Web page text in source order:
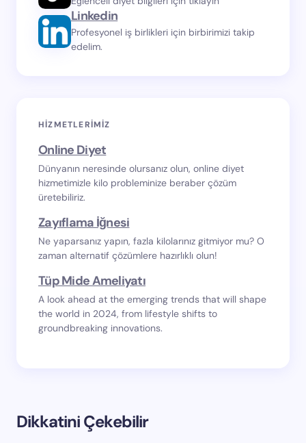
Linkedin
Profesyonel iş birlikleri için birbirimizi takip
edelim.
HIZMETLERIMIZ
Online Diyet
Dünyanın neresinde olursanız olun, online diyet
hizmetimizle kilo probleminize beraber çözüm
üretebiliriz.
Zayıflama İğnesi
Ne yaparsanız yapın, fazla kilolarınız gitmiyor mu? O
zaman alternatif çözümlere hazırlıklı olun!
Tüp Mide Ameliyatı
A look ahead at the emerging trends that will shape
the world in 2024, from lifestyle shifts to
groundbreaking innovations.
Dikkatini Çekebilir